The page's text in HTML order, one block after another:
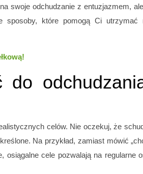
swoje odchudzanie z entuzjazmem,
sposoby, które pomogą Ci utrzymać
do
celów. Nie oczekuj, że
Na przykład, zamiast mówić
osiągalne cele pozwalają na regularne